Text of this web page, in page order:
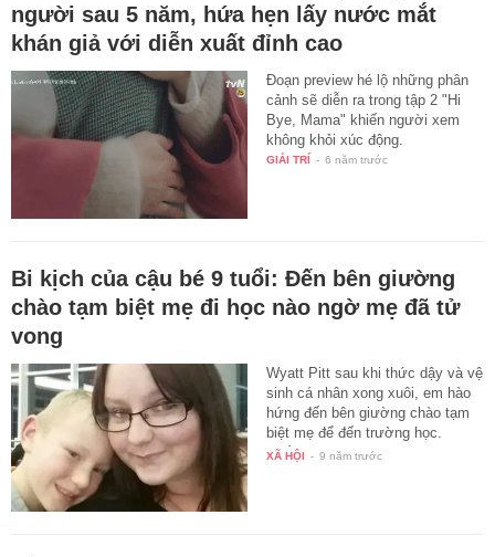
người sau 5 năm, hứa hẹn lấy nước mắt
khán giả với diễn xuất đỉnh cao
Đoạn preview hé lộ những phân
cảnh sẽ diễn ra trong tập 2 "Hi
Bye, Mama" khiến người xem
không khỏi xúc động.
GIẢI TRÍ - 6 năm trước
Bi kịch của cậu bé 9 tuổi: Đến bên giường
chào tạm biệt mẹ đi học nào ngờ mẹ đã tử
vong
Wyatt Pitt sau khi thức dậy và vệ
sinh cá nhân xong xuôi, em hào
hứng đến bên giường chào tạm
biệt mẹ để đến trường học.
Thế…
XÃ HỘI - 9 năm trước